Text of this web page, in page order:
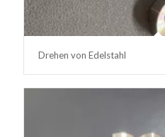
Drehen von Edelstahl